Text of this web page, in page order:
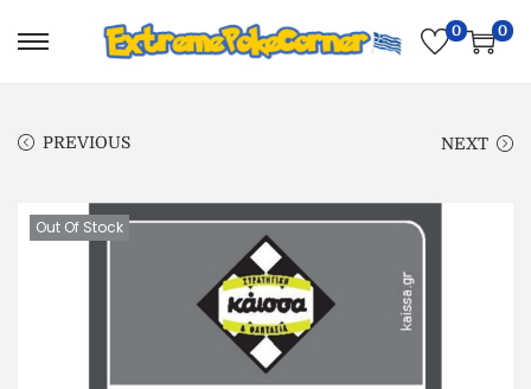
0 0
PREVIOUS NEXT
Out Of Stock